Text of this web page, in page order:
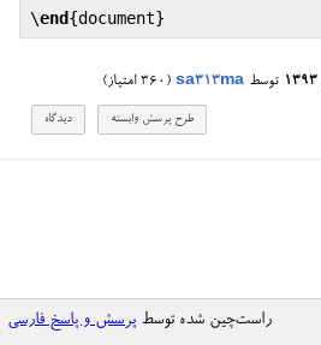
\end{document
توسط sa313ma
(
360 امتیاز)
راست‌چین شده توسط پرسش و پاسخ فارسی